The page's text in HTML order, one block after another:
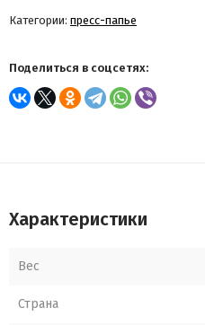
Категории: пресс-папье
Поделиться в соцсетях:
Характеристики
Вес
Страна